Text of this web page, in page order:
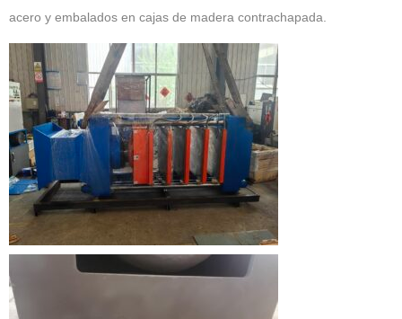
acero y embalados en cajas de madera contrachapada.